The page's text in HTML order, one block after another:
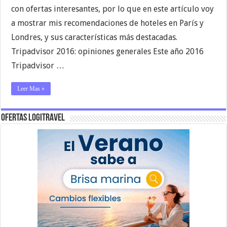
con ofertas interesantes, por lo que en este artículo voy
a mostrar mis recomendaciones de hoteles en París y
Londres, y sus características más destacadas.
Tripadvisor 2016: opiniones generales Este año 2016
Tripadvisor …
Leer Mas »
Ofertas Logitravel